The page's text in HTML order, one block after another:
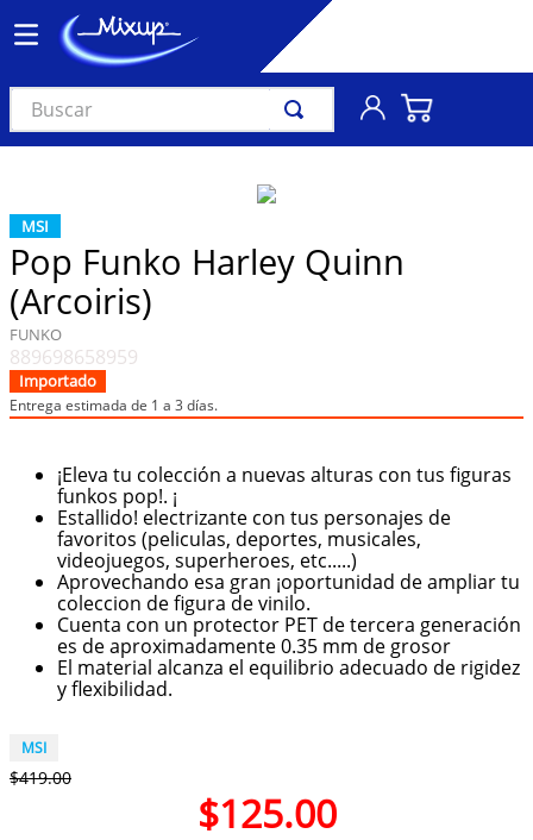
Buscar
MSI
Pop Funko Harley Quinn
(Arcoiris)
FUNKO
889698658959
Importado
Entrega estimada de 1 a 3 días.
¡Eleva tu colección a nuevas alturas con tus figuras
funkos pop!. ¡
Estallido! electrizante con tus personajes de
favoritos (peliculas, deportes, musicales,
videojuegos, superheroes, etc.....)
Aprovechando esa gran ¡oportunidad de ampliar tu
coleccion de figura de vinilo.
Cuenta con un protector PET de tercera generación
es de aproximadamente 0.35 mm de grosor
El material alcanza el equilibrio adecuado de rigidez
y flexibilidad.
MSI
$419.00
$125.00
.
audífonos
4
madonna
5.
ariana grande
6.
bts
8.
manga
9.
taylor swift
10. olivia rodrigo